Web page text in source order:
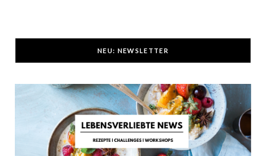
NEU: NEWSLETTER